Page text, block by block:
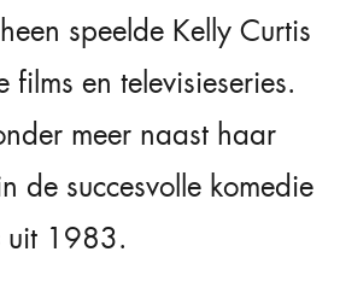
speelde Kelly Curtis
films en televisieseries.
meer naast haar
de succesvolle komedie
uit 1983.